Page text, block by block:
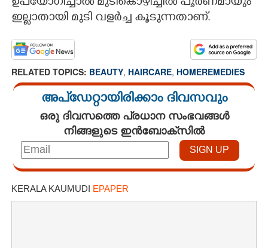
ഇല്ലാതായി മുടി വളർച്ച കൂടുന്നതാണ്.
RELATED TOPICS: BEAUTY, HAIRCARE, HOMEREMEDIES
അപ്ഡേറ്റായിരിക്കാം ദിവസവും
ഒരു ദിവസത്തെ പ്രധാന സംഭവങ്ങൾ
നിങ്ങളുടെ ഇൻബോക്സിൽ
KERALA KAUMUDI EPAPER